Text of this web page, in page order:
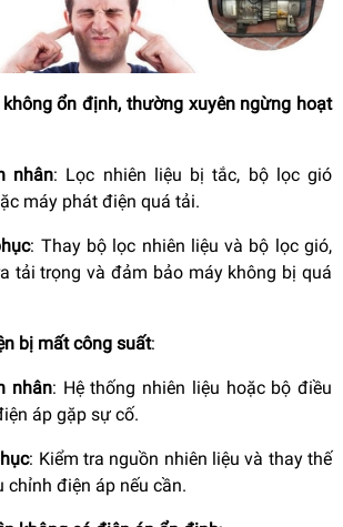
ổn định, thường xuyên ngừng hoạt
nhân: Lọc nhiên liệu bị tắc, bộ lọc gió
máy phát điện quá tải.
: Thay bộ lọc nhiên liệu và bộ lọc gió,
tải trọng và đảm bảo máy không bị quá
bị mất công suất:
nhân: Hệ thống nhiên liệu hoặc bộ điều
áp gặp sự cố.
: Kiểm tra nguồn nhiên liệu và thay thế
chỉnh điện áp nếu cần.